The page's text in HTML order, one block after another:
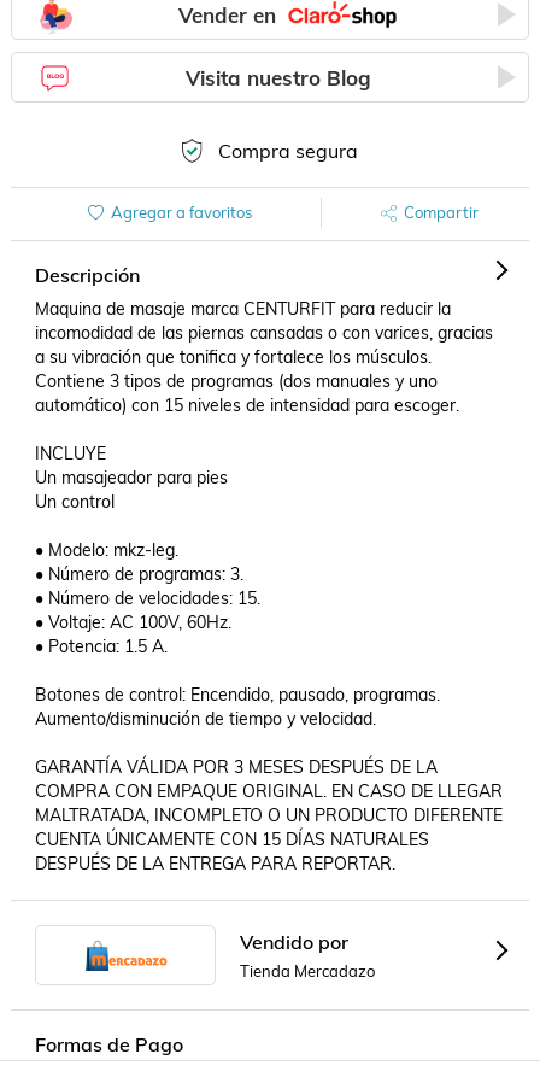
Vender en
Visita nuestro Blog
Compra segura
Agregar a favoritos Compartir
Descripción
Maquina de masaje marca CENTURFIT para reducir la
incomodidad de las piernas cansadas o con varices, gracias
a su vibración que tonifica y fortalece los músculos.
Contiene 3 tipos de programas (dos manuales y uno
automático) con 15 niveles de intensidad para escoger.
INCLUYE
Un masajeador para pies
Un control
• Modelo: mkz-leg.
• Número de programas: 3.
• Número de velocidades: 15.
• Voltaje: AC 100V, 60Hz.
• Potencia: 1.5 A.
Botones de control: Encendido, pausado, programas.
Aumento/disminución de tiempo y velocidad.
GARANTÍA VÁLIDA POR 3 MESES DESPUÉS DE LA
COMPRA CON EMPAQUE ORIGINAL. EN CASO DE LLEGAR
MALTRATADA, INCOMPLETO O UN PRODUCTO DIFERENTE
CUENTA ÚNICAMENTE CON 15 DÍAS NATURALES
DESPUÉS DE LA ENTREGA PARA REPORTAR.
Vendido por
Tienda Mercadazo
Formas de Pago